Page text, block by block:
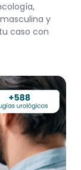
y
caso con